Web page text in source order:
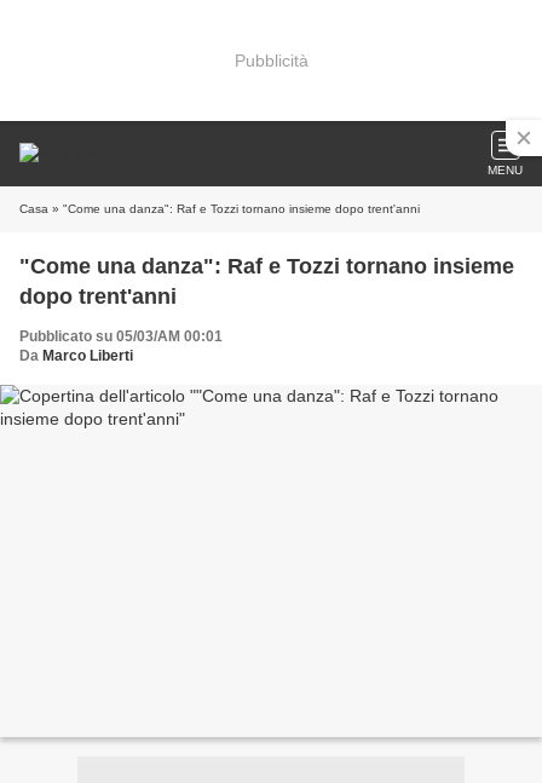
Pubblicità
MENU
Casa » "Come una danza": Raf e Tozzi tornano insieme dopo trent'anni
"Come una danza": Raf e Tozzi tornano insieme
dopo trent'anni
Pubblicato su 05/03/AM 00:01
Da Marco Liberti